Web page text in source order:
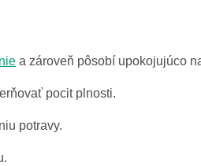
a zároveň pôsobí upokojujúco
pocit plnosti.
potravy.